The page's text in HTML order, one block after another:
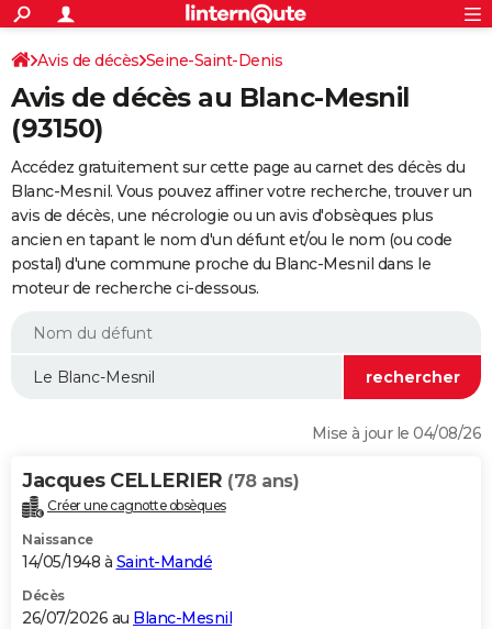
ACTUALITÉS
Politique
Société
Faits Divers
Education
Monde
Villes
+
SPORT
Coupe du monde 2026
Football
Tennis
Cyclisme
Rugby
Forum
FINANCE
Retraite
Impôts
Epargne
Immobilier
Risques naturels par ville
Banque
Assurance
Crédit
Essais
Réserver un essai
Citadines
Berlines
SUV
Forum auto
+
HIGH-TECH
Mobiles
Meilleur smartphone
Internet
Ordinateurs
Jeux vidéo
Guide high-tech
+BRICOLAGE
Forum
Aménagement intérieur
Extérieur
Cuisine
Salle de bains
Jardinage
Rangement
WEEK-END
Guides de France
Escapades
Patrimoine
Expositions
Musées
Week-end nature
LIFESTYLE
Alimentation
Guide de la santé
Maladies
Médicaments
Sommeil
VOYAGE
Destinations
City break
Voyage nature
Voyage de noces
Forum
Climat
+PHOTO
GUIDES D'ACHAT
BONS PLANS
S'inscrire
Connexion
Avis de décès Seine-Saint-Denis
Avis de décès au Blanc-Mesnil
(93150)
Accédez gratuitement sur cette page au carnet des décès du
Blanc-Mesnil. Vous pouvez affiner votre recherche, trouver un
avis de décès, une nécrologie ou un avis d'obsèques plus
ancien en tapant le nom d'un défunt et/ou le nom (ou code
postal) d'une commune proche du Blanc-Mesnil dans le
moteur de recherche ci-dessous.
Mise à jour le 04/08/26
Jacques CELLERIER (78 ans)
Créer une cagnotte obsèques
Naissance
14/05/1948 à Saint-Mandé
Décès
26/07/2026 au Blanc-Mesnil